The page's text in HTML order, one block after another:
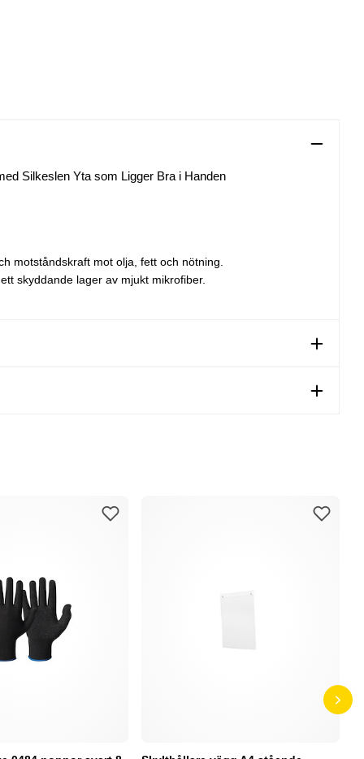
Silkeslen Yta som Ligger Bra i Handen
motståndskraft mot olja, fett och nötning.
skyddande lager av mjukt mikrofiber.